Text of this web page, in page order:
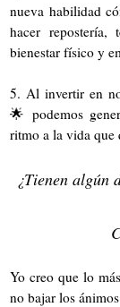
nueva habilidad
hacer repostería,
bienestar físico y
5. Al invertir en
🌟 podemos
ritmo a la vida que
¿Tienen algún
Yo creo que lo
no bajar los